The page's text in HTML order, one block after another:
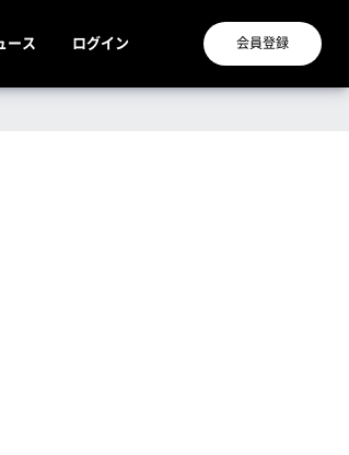
ース ログイン 会員登録